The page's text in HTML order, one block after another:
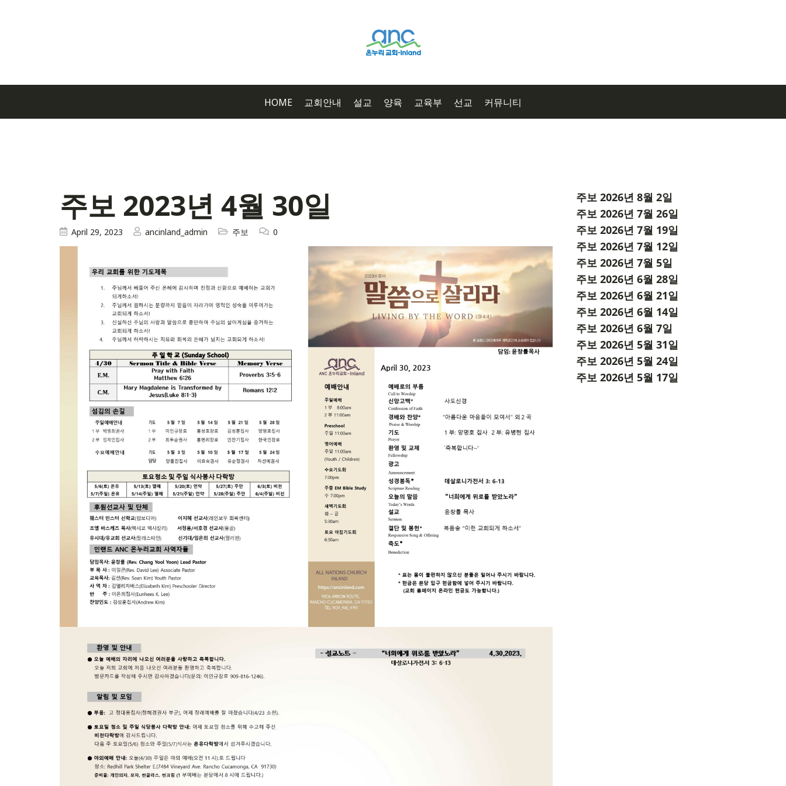
HOME 교회안내 설교 양육 교육부 선교 커뮤니티
주보 2023년 4월 30일
April 29, 2023 ancinland_admin 주보 0
주보 2026년 8월 2일
주보 2026년 7월 26일
주보 2026년 7월 19일
주보 2026년 7월 12일
주보 2026년 7월 5일
주보 2026년 6월 28일
주보 2026년 6월 21일
주보 2026년 6월 14일
주보 2026년 6월 7일
주보 2026년 5월 31일
주보 2026년 5월 24일
주보 2026년 5월 17일